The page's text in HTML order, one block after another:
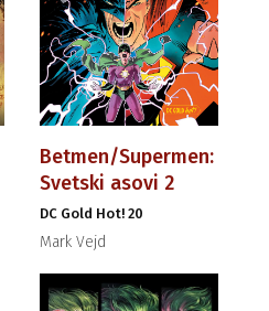
Betmen/Supermen:
Svetski asovi 2
DC Gold Hot! 20
Mark Vejd